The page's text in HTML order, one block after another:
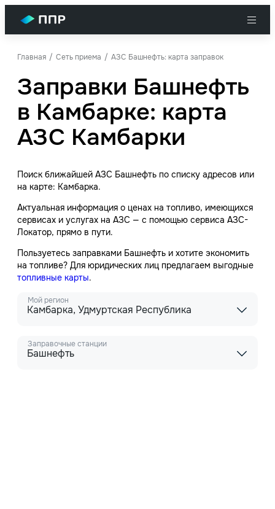
Главная Сеть приема АЗС Башнефть: карта заправок
Заправки Башнефть
в Камбарке: карта
АЗС Камбарки
Поиск ближайшей АЗС Башнефть по списку адресов или
на карте: Камбарка.
Актуальная информация о ценах на топливо, имеющихся
сервисах и услугах на АЗС — с помощью сервиса АЗС-
Локатор, прямо в пути.
Пользуетесь заправками Башнефть и хотите экономить
на топливе? Для юридических лиц предлагаем выгодные
топливные карты.
Мой регион
Камбарка, Удмуртская Республика
Заправочные станции
Башнефть